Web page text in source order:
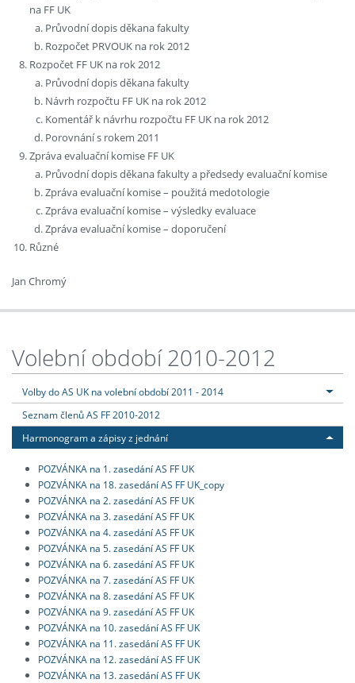
na FF UK
Průvodní dopis děkana fakulty
Rozpočet PRVOUK na rok 2012
Rozpočet FF UK na rok 2012
Průvodní dopis děkana fakulty
Návrh rozpočtu FF UK na rok 2012
Komentář k návrhu rozpočtu FF UK na rok 2012
Porovnání s rokem 2011
Zpráva evaluační komise FF UK
Průvodní dopis děkana fakulty a předsedy evaluační komise
Zpráva evaluační komise – použitá medotologie
Zpráva evaluační komise – výsledky evaluace
Zpráva evaluační komise – doporučení
Různé
Jan Chromý
Volební období 2010-2012
Volby do AS UK na volební období 2011 - 2014
Seznam členů AS FF 2010-2012
Harmonogram a zápisy z jednání
POZVÁNKA na 1. zasedání AS FF UK
POZVÁNKA na 18. zasedání AS FF UK_copy
POZVÁNKA na 2. zasedání AS FF UK
POZVÁNKA na 3. zasedání AS FF UK
POZVÁNKA na 4. zasedání AS FF UK
POZVÁNKA na 5. zasedání AS FF UK
POZVÁNKA na 6. zasedání AS FF UK
POZVÁNKA na 7. zasedání AS FF UK
POZVÁNKA na 8. zasedání AS FF UK
POZVÁNKA na 9. zasedání AS FF UK
POZVÁNKA na 10. zasedání AS FF UK
POZVÁNKA na 11. zasedání AS FF UK
POZVÁNKA na 12. zasedání AS FF UK
POZVÁNKA na 13. zasedání AS FF UK